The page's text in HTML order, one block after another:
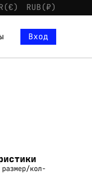
RUB(₽)
Вход
кол-